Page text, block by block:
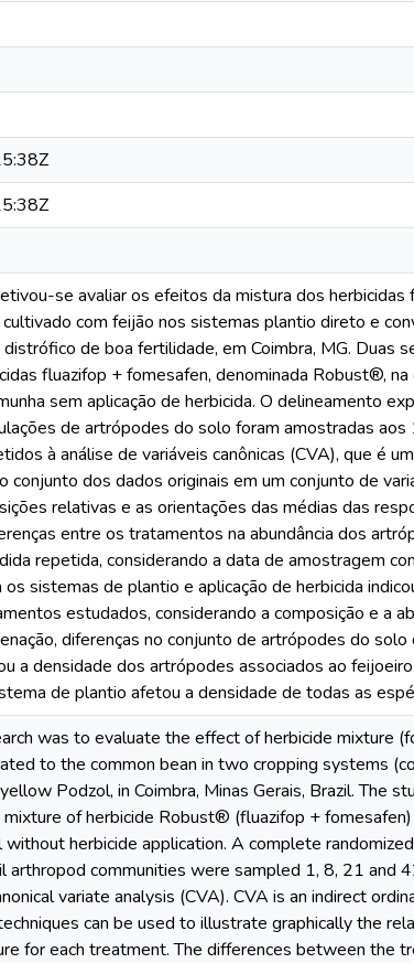
se avaliar os efeitos da mistura dos
com feijão nos sistemas plantio direto e
de boa fertilidade, em Coimbra, MG. Duas
fluazifop + fomesafen, denominada Robust®,
sem aplicação de herbicida. O delineamento
de artrópodes do solo foram amostradas aos
à análise de variáveis canônicas (CVA), que é
conjunto dos dados originais em um conjunto de
relativas e as orientações das médias das
entre os tratamentos na abundância dos
repetida, considerando a data de amostragem
os sistemas de plantio e aplicação de herbicida
estudados, considerando a composição e a
diferenças no conjunto de artrópodes do
a densidade dos artrópodes associados ao
de plantio afetou a densidade de todas as
was to evaluate the effect of herbicide mixture
to the common bean in two cropping systems
Podzol, in Coimbra, Minas Gerais, Brazil. The
of herbicide Robust® (fluazifop +
without herbicide application. A complete
arthropod communities were sampled 1, 8, 21 and
variate analysis (CVA). CVA is an indirect
can be used to illustrate graphically the
for each treatment. The differences between the